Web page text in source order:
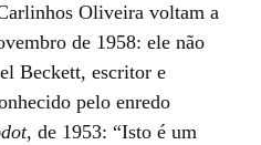
Oliveira voltam a
de 1958: ele não
Beckett, escritor e
pelo enredo
, de 1953: “Isto é um